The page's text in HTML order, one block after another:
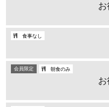
食事なし
会員限定 朝食のみ